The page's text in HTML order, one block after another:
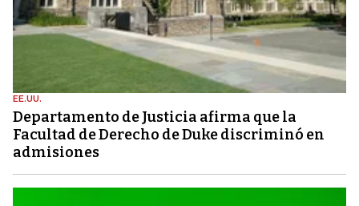
EE.UU.
Departamento de Justicia afirma que la
Facultad de Derecho de Duke discriminó en
admisiones